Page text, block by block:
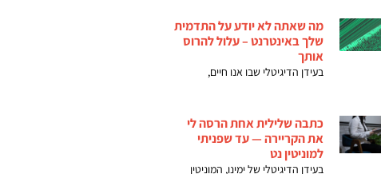
מה שאתה לא יודע על התדמית
שלך באינטרנט – עלול להרוס
אותך
בעידן הדיגיטלי שבו אנו חיים,
כתבה שלילית אחת הרסה לי
את הקריירה — עד שפניתי
למוניטין נט
בעידן הדיגיטלי של ימינו, המוניטין